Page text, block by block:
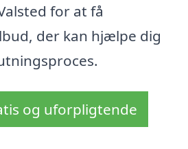
for at få
der kan hjælpe dig
og uforpligtende